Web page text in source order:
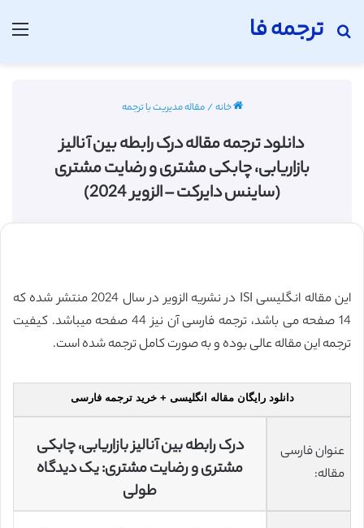
ترجمه فا
جستجو برای
خانه/مقاله مدیریت با ترجمه
دانلود ترجمه مقاله درک رابطه بین آنالیز
بازاریابی، چابکی مشتری و رضایت مشتری
(ساینس دایرکت – الزویر 2024)
این مقاله انگلیسی ISI در نشریه الزویر در سال 2024 منتشر شده که
14 صفحه می باشد، ترجمه فارسی آن نیز 44 صفحه میباشد. کیفیت
ترجمه این مقاله عالی بوده و به صورت کامل ترجمه شده است.
دانلود رایگان مقاله انگلیسی + خرید ترجمه فارسی
عنوان فارسی
مقاله:
درک رابطه بین آنالیز بازاریابی، چابکی
مشتری و رضایت مشتری: یک دیدگاه
طولی